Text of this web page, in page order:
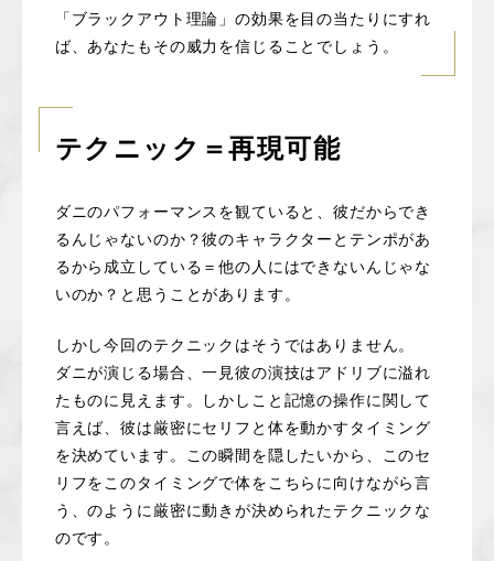
「ブラックアウト理論」の効果を目の当たりにすれ
ば、あなたもその威力を信じることでしょう。
テクニック＝再現可能
ダニのパフォーマンスを観ていると、彼だからでき
るんじゃないのか？彼のキャラクターとテンポがあ
るから成立している＝他の人にはできないんじゃな
いのか？と思うことがあります。
しかし今回のテクニックはそうではありません。
ダニが演じる場合、一見彼の演技はアドリブに溢れ
たものに見えます。しかしこと記憶の操作に関して
言えば、彼は厳密にセリフと体を動かすタイミング
を決めています。この瞬間を隠したいから、このセ
リフをこのタイミングで体をこちらに向けながら言
う、のように厳密に動きが決められたテクニックな
のです。